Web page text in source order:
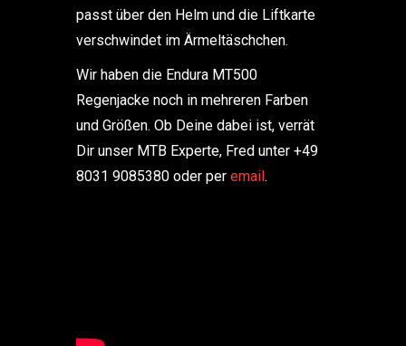
passt über den Helm und die Liftkarte
verschwindet im Ärmeltäschchen.
Wir haben die Endura MT500
Regenjacke noch in mehreren Farben
und Größen. Ob Deine dabei ist, verrät
Dir unser MTB Experte, Fred unter +49
8031 9085380 oder per email .